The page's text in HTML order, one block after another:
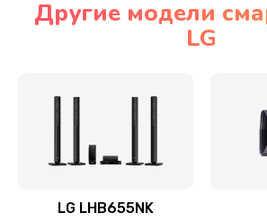
Ремонт механики
Ремонт / замена кнопок,
Другие модели
LG
LG LHB655NK